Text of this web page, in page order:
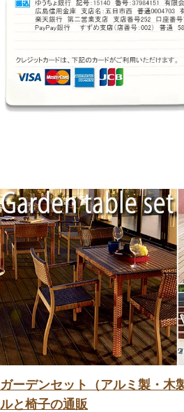
ガーデンセット（アルミ製・木
ルと椅子の通販